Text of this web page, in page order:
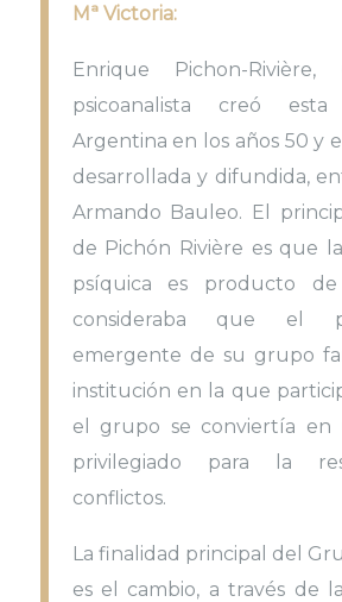
Mª Victoria:
Enrique Pichon-Rivière,
psicoanalista creó
Argentina en los años 50 y
desarrollada y difundida,
Armando Bauleo. El
de Pichón Rivière es que
psíquica es producto
consideraba que el
emergente de su grupo
institución en la que
el grupo se conviertía en
privilegiado para la
conflictos.
La finalidad principal del
es el cambio, a través de